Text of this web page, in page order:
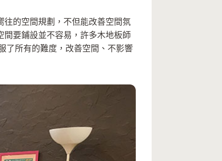
的空間規劃，不但能改善空間氛
要鋪設並不容易，許多木地板師
了所有的難度，改善空間、不影響